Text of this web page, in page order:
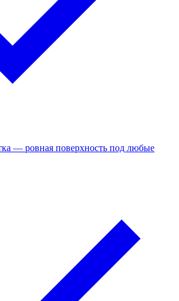
— ровная поверхность под любые